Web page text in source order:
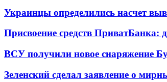
Украинцы определились насчет
Присвоение средств ПриватБанка:
ВСУ получили новое снаряжение
Зеленский сделал заявление о